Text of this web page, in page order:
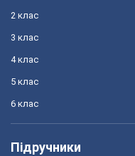
2 клас
3 клас
4 клас
5 клас
6 клас
Підручники